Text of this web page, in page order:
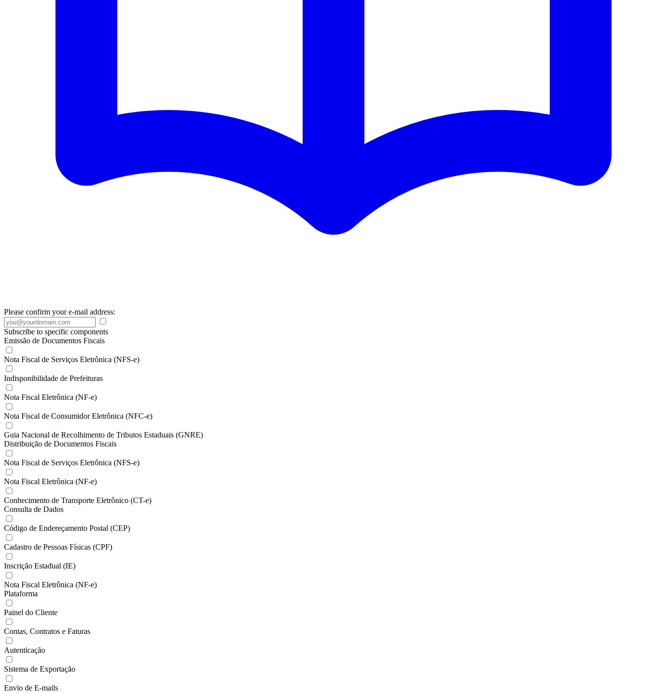
Please confirm your e-mail address:
Subscribe to specific components
Emissão de Documentos Fiscais
Nota Fiscal de Serviços Eletrônica (NFS-e)
Indisponibilidade de Prefeituras
Nota Fiscal Eletrônica (NF-e)
Nota Fiscal de Consumidor Eletrônica (NFC-e)
Guia Nacional de Recolhimento de Tributos Estaduais (GNRE)
Distribuição de Documentos Fiscais
Nota Fiscal de Serviços Eletrônica (NFS-e)
Nota Fiscal Eletrônica (NF-e)
Conhecimento de Transporte Eletrônico (CT-e)
Consulta de Dados
Código de Endereçamento Postal (CEP)
Cadastro de Pessoas Físicas (CPF)
Inscrição Estadual (IE)
Nota Fiscal Eletrônica (NF-e)
Plataforma
Painel do Cliente
Contas, Contratos e Faturas
Autenticação
Sistema de Exportação
Envio de E-mails